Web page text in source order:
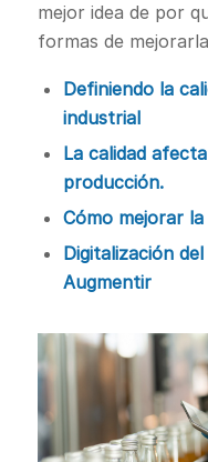
mejor idea de por
formas de
Definiendo la
industrial
La calidad
producción.
Cómo mejorar
Digitalización
Augmentir